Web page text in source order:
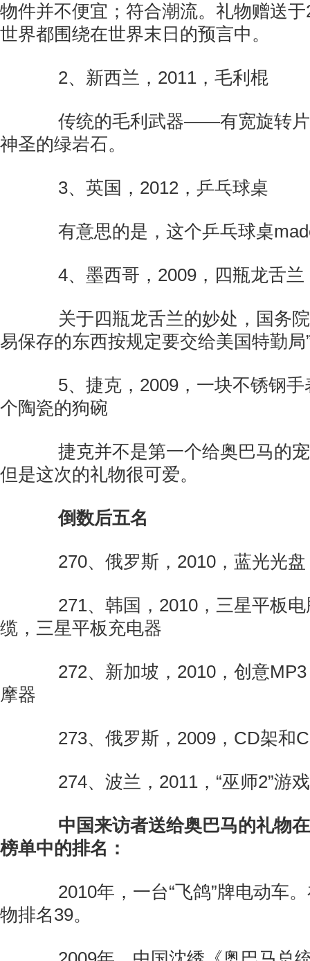
物件并不便宜；符合潮流。礼物赠送
世界都围绕在世界末日的预言中。
2、新西兰，2011，毛利棍
传统的毛利武器——有宽旋转片
神圣的绿岩石。
3、英国，2012，乒乓球桌
有意思的是，这个乒乓球桌
4、墨西哥，2009，四瓶龙舌兰
关于四瓶龙舌兰的妙处，国务院
易保存的东西按规定要交给美国特勤局
5、捷克，2009，一块不锈钢手
个陶瓷的狗碗
捷克并不是第一个给奥巴马的宠
但是这次的礼物很可爱。
倒数后五名
270、俄罗斯，2010，蓝光光盘
271、韩国，2010，三星平板电
缆，三星平板充电器
272、新加坡，2010，创意MP3
摩器
273、俄罗斯，2009，CD架和
274、波兰，2011，“巫师2”游
中国来访者送给奥巴马的礼物
榜单中的排名：
2010年，一台“飞鸽”牌电动车。
物排名39。